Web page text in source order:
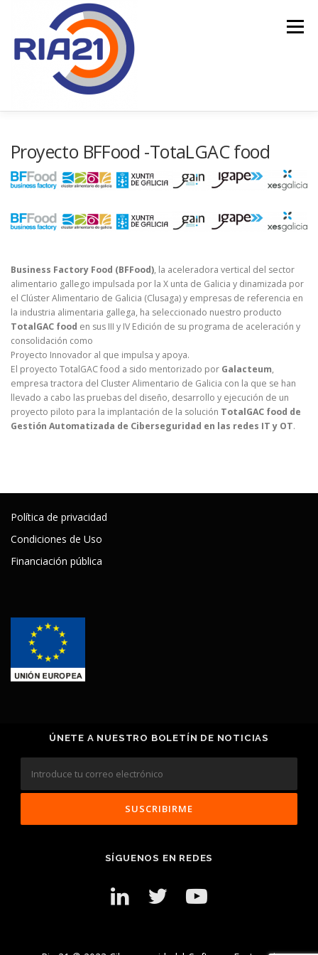
Menú
FINANCIACIÓN PÚBLICA CONTACTO
Proyecto BFFood -TotaLGAC food
Business Factory Food (BFFood), la aceleradora vertical del sector
alimentario gallego impulsada por la X unta de Galicia y dinamizada por
el Clúster Alimentario de Galicia (Clusaga) y empresas de referencia en
la industria alimentaria gallega, ha seleccionado nuestro producto
TotalGAC food en sus III y IV Edición de su programa de aceleración y
consolidación como
Proyecto Innovador al que impulsa y apoya.
El proyecto TotalGAC food a sido mentorizado por Galacteum,
empresa tractora del Cluster Alimentario de Galicia con la que se han
llevado a cabo las pruebas del diseño, desarrollo y ejecución de un
proyecto piloto para la implantación de la solución TotalGAC food de
Gestión Automatizada de Ciberseguridad en las redes IT y OT.
Política de privacidad
Condiciones de Uso
Financiación pública
ÚNETE A NUESTRO BOLETÍN DE NOTICIAS
SÍGUENOS EN REDES